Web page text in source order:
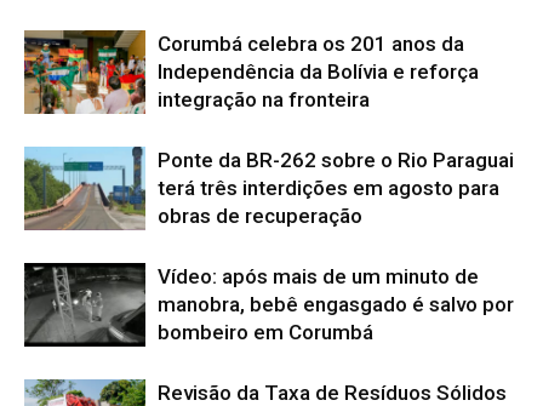
Corumbá celebra os 201 anos da
Independência da Bolívia e reforça
integração na fronteira
Ponte da BR-262 sobre o Rio Paraguai
terá três interdições em agosto para
obras de recuperação
Vídeo: após mais de um minuto de
manobra, bebê engasgado é salvo por
bombeiro em Corumbá
Revisão da Taxa de Resíduos Sólidos